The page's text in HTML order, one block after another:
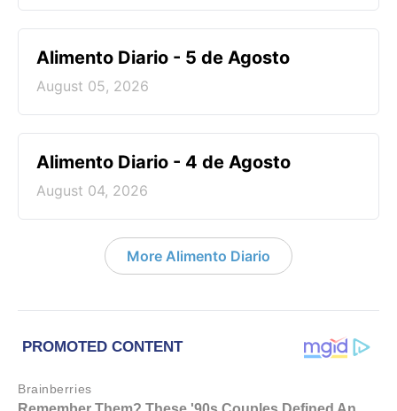
Alimento Diario - 5 de Agosto
August 05, 2026
Alimento Diario - 4 de Agosto
August 04, 2026
More Alimento Diario